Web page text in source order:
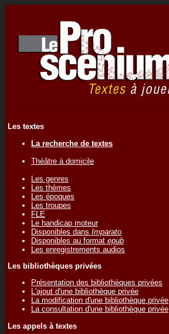
Les textes
La recherche de textes
Théâtre à domicile
Les genres
Les thèmes
Les époques
Les troupes
FLE
Le handicap moteur
Disponibles dans Imparato
Disponibles au format epub
Les enregistrements audios
Les bibliothèques privées
Présentation des bibliothèques privées
L'ajout d'une bibliothèque privée
La modification d'une bibliothèque privée
La consultation d'une bibliothèque privée
Les appels à textes